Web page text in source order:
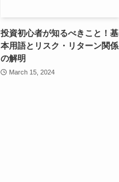
投資初心者が知るべきこと！基
本用語とリスク・リターン関係
の解明
March 15, 2024